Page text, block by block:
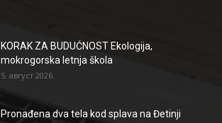
KORAK ZA BUDUĆNOST Ekologija,
mokrogorska letnja škola
5. август 2026.
Pronađena dva tela kod splava na Đetinji